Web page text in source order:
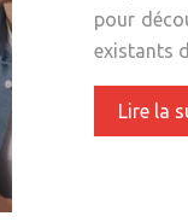
pour
existants
Lire la